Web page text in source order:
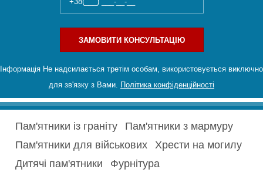
ЗАМОВИТИ КОНСУЛЬТАЦІЮ
Інформація Не надсилається третім особам, використовується виключно
для зв'язку з Вами. Політика конфіденційності
Пам'ятники із граніту
Пам'ятники з мармуру
Пам'ятники для військових
Хрести на могилу
Дитячі пам'ятники
Фурнітура